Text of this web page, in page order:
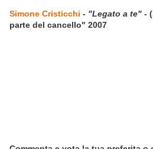
Simone Cristicchi - "Legato a te" -
parte del cancello" 2007